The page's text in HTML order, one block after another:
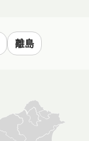
離島